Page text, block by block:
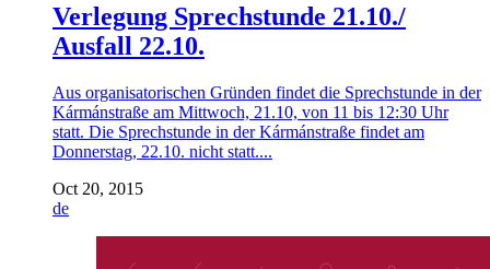
Verlegung Sprechstunde 21.10./
Ausfall 22.10.
Aus organisatorischen Gründen findet die Sprechstunde in der
Kármánstraße am Mittwoch, 21.10, von 11 bis 12:30 Uhr
statt. Die Sprechstunde in der Kármánstraße findet am
Donnerstag, 22.10. nicht statt....
Oct 20, 2015
de